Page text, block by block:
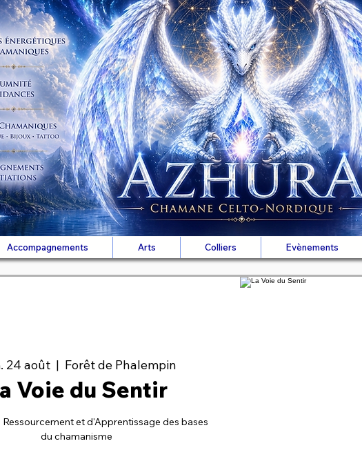
Accompagnements Arts Colliers Evènements
24 août
  |
Forêt de Phalempin
Voie du Sentir
Ressourcement et d'Apprentissage des bases
du chamanisme